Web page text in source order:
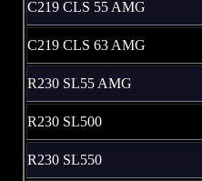
C219 CLS 55 AMG
C219 CLS 63 AMG
R230 SL55 AMG
R230 SL500
R230 SL550